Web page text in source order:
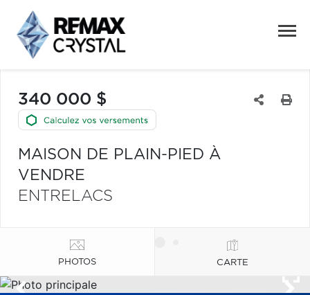
340 000 $
MAISON DE PLAIN-PIED À
VENDRE
ENTRELACS
PHOTOS CARTE